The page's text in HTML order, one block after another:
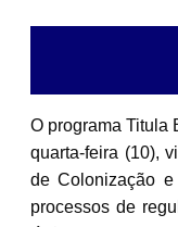
O programa Titula
quarta-feira (10),
de Colonização
processos de